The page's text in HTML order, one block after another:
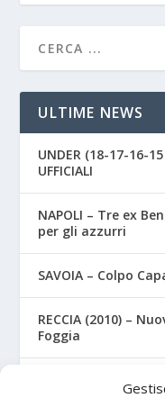
ULTIME NEWS
UNDER (18-17-16-
UFFICIALI
NAPOLI – Tre ex
per gli azzurri
SAVOIA – Colpo
RECCIA (2010) –
Foggia
RIZZO – Dalla
favola di Christian